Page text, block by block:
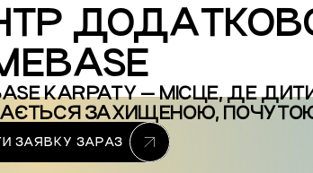
KARPATY — МІСЦЕ, ДЕ
ЗАХИЩЕНОЮ,
ЗАЯВКУ ЗАРАЗ